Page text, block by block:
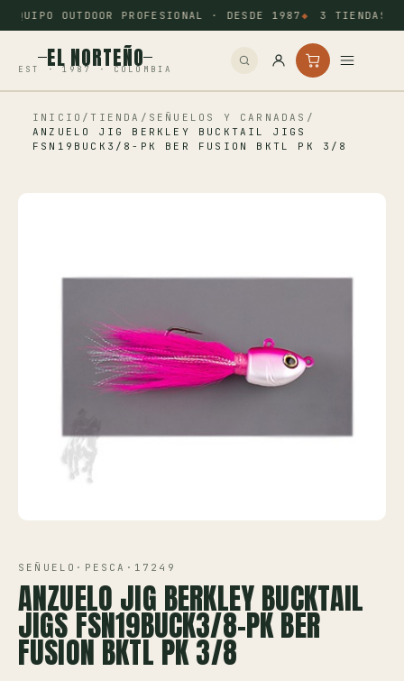
EQUIPO OUTDOOR PROFESIONAL · DESDE 1987 3 TIENDAS:
EL NORTEÑO
EST · 1987 · COLOMBIA
Inicio
Contáctanos
INICIO / TIENDA / SEÑUELOS Y CARNADAS /
ANZUELO JIG BERKLEY BUCKTAIL JIGS
FSN19BUCK3/8-PK BER FUSION BKTL PK 3/8
SEÑUELO · PESCA · 17249
ANZUELO JIG BERKLEY BUCKTAIL
JIGS FSN19BUCK3/8-PK BER
FUSION BKTL PK 3/8